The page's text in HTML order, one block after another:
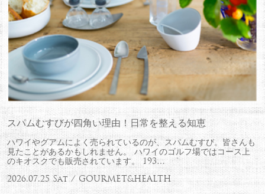
スパムむすびが四角い理由！日常を整える知恵
ハワイやグアムによく売られているのが、スパムむすび。皆さんも
見たことがあるかもしれません。 ハワイのゴルフ場ではコース上
のキオスクでも販売されています。 193…
2026.07.25 Sat / GOURMET&HEALTH